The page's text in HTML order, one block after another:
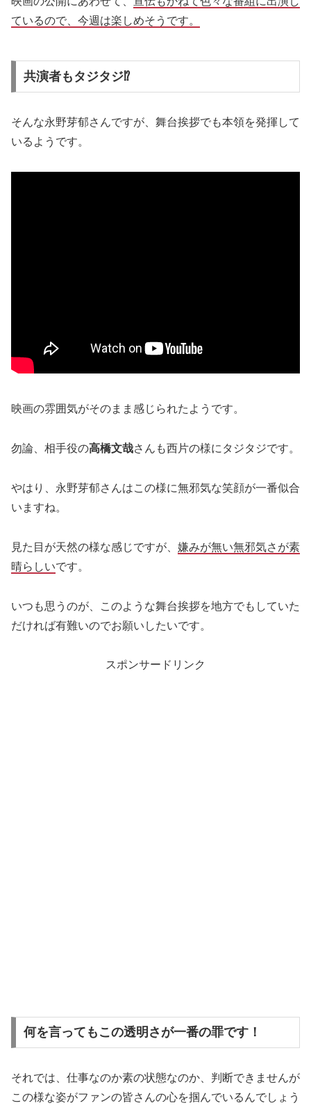
ているので、今週は楽しめそうです。
共演者もタジタジ⁉
そんな永野芽郁さんですが、舞台挨拶でも本領を発揮して
いるようです。
映画の雰囲気がそのまま感じられたようです。
勿論、相手役の高橋文哉さんも西片の様にタジタジです。
やはり、永野芽郁さんはこの様に無邪気な笑顔が一番似合
いますね。
見た目が天然の様な感じですが、 嫌みが無い無邪気さが素
晴らしいです。
いつも思うのが、このような舞台挨拶を地方でもしていた
だければ有難いのでお願いしたいです。
スポンサードリンク
何を言ってもこの透明さが一番の罪です！
それでは、仕事なのか素の状態なのか、判断できませんが
この様な姿がファンの皆さんの心を掴んでいるんでしょう